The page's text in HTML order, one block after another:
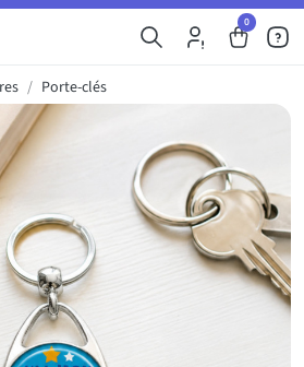
0
Porte-clés